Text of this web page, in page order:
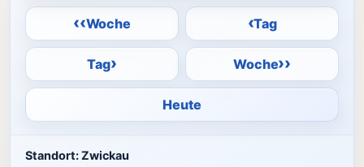
‹‹Woche ‹Tag
Tag› Woche››
Heute
Standort:Zwickau